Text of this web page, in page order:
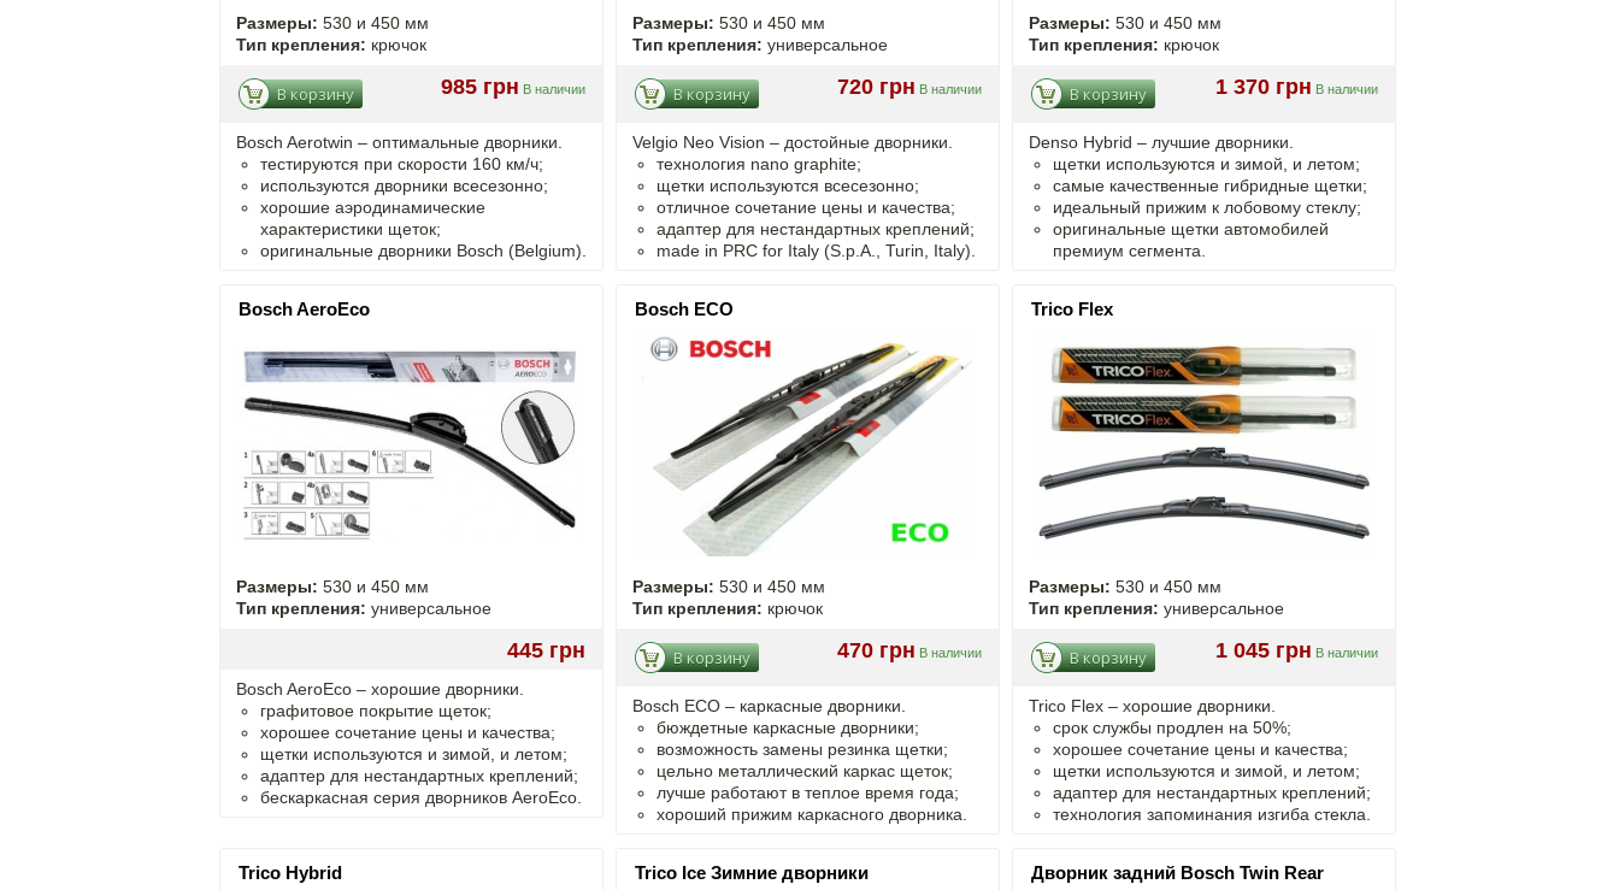
Размеры: 530 и 450 мм
Тип крепления: крючок
985 грн В наличии
В корзину
Bosch Aerotwin – оптимальные дворники.
тестируются при скорости 160 км/ч;
используются дворники всесезонно;
хорошие аэродинамические
характеристики щеток;
оригинальные дворники Bosch (Belgium).
Размеры: 530 и 450 мм
Тип крепления: универсальное
720 грн В наличии
В корзину
Velgio Neo Vision – достойные дворники.
технология nano graphite;
щетки используются всесезонно;
отличное сочетание цены и качества;
адаптер для нестандартных креплений;
made in PRC for Italy (S.p.A., Turin, Italy).
Размеры: 530 и 450 мм
Тип крепления: крючок
1 370 грн В наличии
В корзину
Denso Hybrid – лучшие дворники.
щетки используются и зимой, и летом;
самые качественные гибридные щетки;
идеальный прижим к лобовому стеклу;
оригинальные щетки автомобилей
премиум сегмента.
Bosch AeroEco
Размеры: 530 и 450 мм
Тип крепления: универсальное
445 грн
Bosch AeroEco – хорошие дворники.
графитовое покрытие щеток;
хорошее сочетание цены и качества;
щетки используются и зимой, и летом;
адаптер для нестандартных креплений;
бескаркасная серия дворников AeroEco.
Bosch ECO
Размеры: 530 и 450 мм
Тип крепления: крючок
470 грн В наличии
В корзину
Bosch ECO – каркасные дворники.
бюждетные каркасные дворники;
возможность замены резинка щетки;
цельно металлический каркас щеток;
лучше работают в теплое время года;
хороший прижим каркасного дворника.
Trico Flex
Размеры: 530 и 450 мм
Тип крепления: универсальное
1 045 грн В наличии
В корзину
Trico Flex – хорошие дворники.
срок службы продлен на 50%;
хорошее сочетание цены и качества;
щетки используются и зимой, и летом;
адаптер для нестандартных креплений;
технология запоминания изгиба стекла.
Trico Hybrid Trico Ice Зимние дворники Дворник задний Bosch Twin Rear